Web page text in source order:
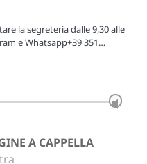
la segreteria dalle 9,30 alle
e Whatsapp+39 351…
A CAPPELLA